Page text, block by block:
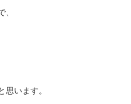
、
思います。